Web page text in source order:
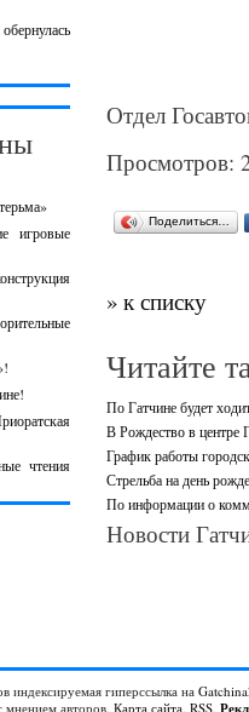
игровые
чтения
Отдел
Просмотров:
Поделиться…
» к списку
Читайте
По Гатчине будет
В Рождество в центре
График работы
Стрельба на день
По информации о
Новости
индексируемая гиперссылка на
мнением авторов. Карта сайта, RSS,